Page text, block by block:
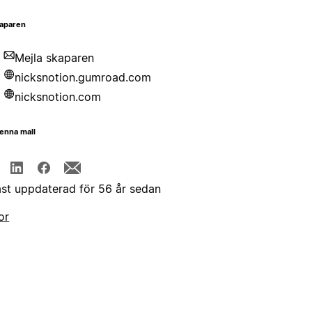
Mejla skaparen
nicksnotion.gumroad.com
nicksnotion.com
mall
uppdaterad för 56 år sedan